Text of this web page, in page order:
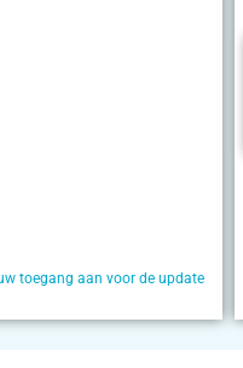
toegang aan voor de update